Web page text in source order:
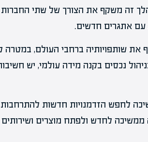
זה משקף את הצורך של שתי
עם אתגרים חדשים.
את שותפויותיה ברחבי העולם, במטרה
נכסים בקנה מידה עולמי, יש
לחפש הזדמנויות חדשות להתרחבות
ממשיכה לחדש ולפתח מוצרים